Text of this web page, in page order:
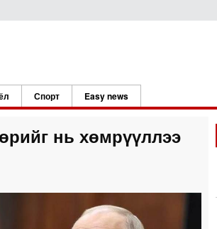
Спорт Easy news
нь хөмрүүллээ